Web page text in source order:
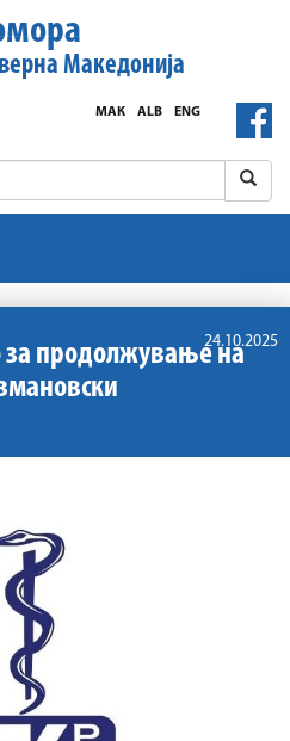
Македонија
ENG
ALB
МАК
24.10.2025
продолжување на